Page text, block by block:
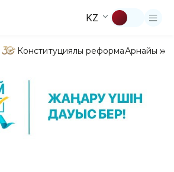
KZ
Конституциялық реформаАрнайы